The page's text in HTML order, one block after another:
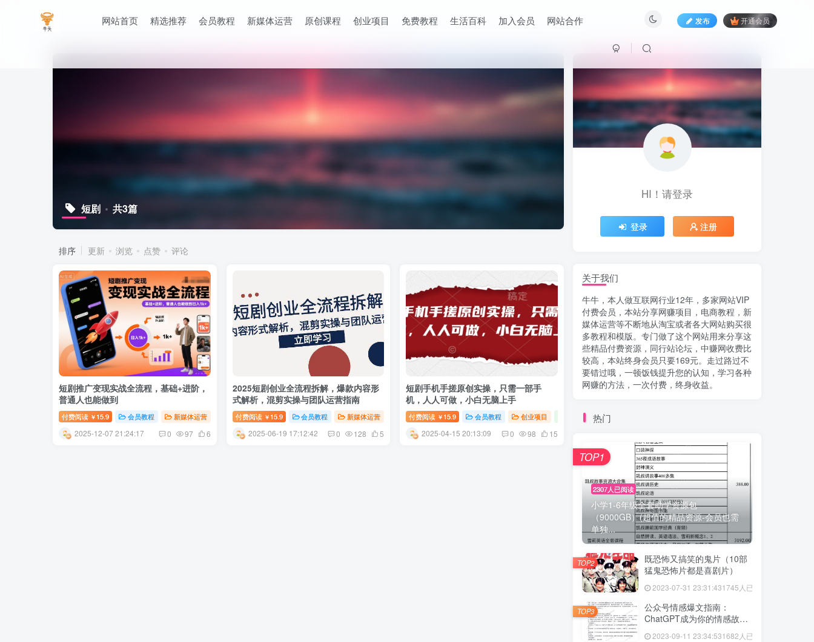
网站首页 精选推荐 会员教程 新媒体运营 原创课程 创业项目 免费教程 生活百科 加入会员 网站合作 发布 开通会员
短剧 共3篇
排序 更新 浏览 点赞 评论
短剧推广变现实战全流程，基础+进阶，
普通人也能做到
付费阅读 ￥ 15.9 会员教程 新媒体运营
2025-12-07 21:24:17 0 97 6
2025短剧创业全流程拆解，爆款内容形
式解析，混剪实操与团队运营指南
付费阅读 ￥ 15.9 会员教程 新媒体运营
2025-06-19 17:12:42 0 128 5
短剧手机手搓原创实操，只需一部手
机，人人可做，小白无脑上手
付费阅读 ￥ 15.9 会员教程 创业项目 新媒体运营
2025-04-15 20:13:09 0 98 15
HI！请登录
登录 注册
HI！请登录
登录 注册
关于我们
牛牛，本人做互联网行业12年，多家网站VIP
付费会员，本站分享网赚项目，电商教程，新
媒体运营等不断地从淘宝或者各大网站购买很
多教程和模版。专门做了这个网站用来分享这
些精品付费资源，同行站论坛，中赚网收费比
较高，本站终身会员只要169元。走过路过不
要错过哦，一顿饭钱提升您的认知，学习各种
网赚的方法，一次付费，终身收益。
热门
2307人已阅读
小学1-6年级全套助学资源包
（9000GB）(超值的精品资源-会员也需
单独...
TOP1
既恐怖又搞笑的鬼片（10部
猛鬼恐怖片都是喜剧片）
2023-07-31 23:31:431745人已阅读
TOP2
公众号情感爆文指南：
ChatGPT成为你的情感故事
好帮手！
2023-09-11 23:34:531682人已阅读
TOP3